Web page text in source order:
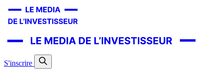
S'inscrire